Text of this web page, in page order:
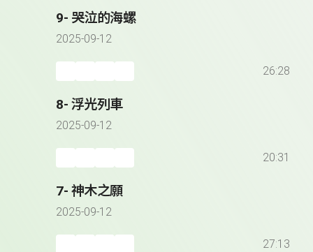
9- 哭泣的海螺
2025-09-12
26:28
8- 浮光列車
2025-09-12
20:31
7- 神木之願
2025-09-12
27:13